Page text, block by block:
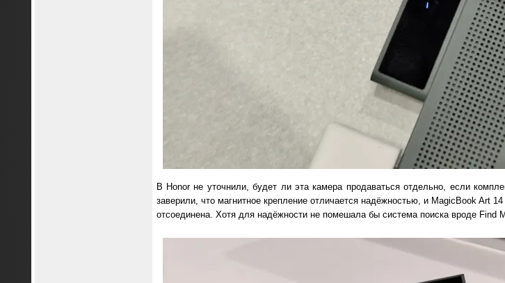
В Honor не уточнили, будет ли эта камера продаваться отдельно, если
заверили, что магнитное крепление отличается надёжностью, и MagicBook Art
отсоединена. Хотя для надёжности не помешала бы система поиска вроде Find